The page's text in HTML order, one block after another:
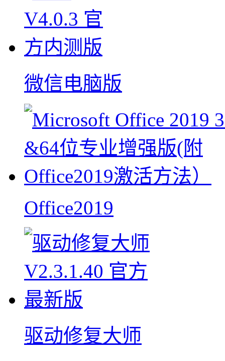
微信电脑版
Office2019
驱动修复大师